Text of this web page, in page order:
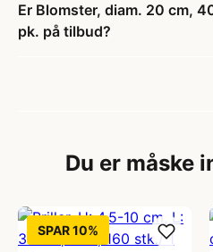
Er Blomster, diam. 20 cm,
pk. på tilbud?
Du er måske
SPAR 10%